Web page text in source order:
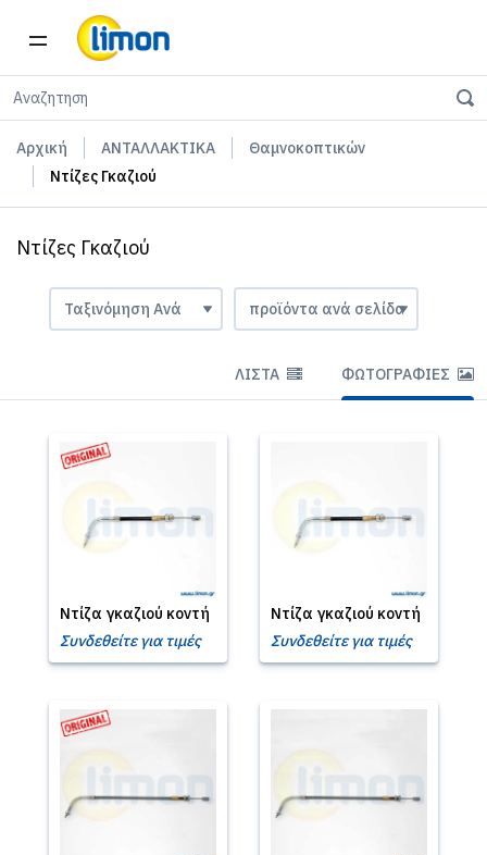
Αρχική ΑΝΤΑΛΛΑΚΤΙΚΑ
Θαμνοκοπτικών
Ντίζες Γκαζιού
Ντίζες Γκαζιού
ΛΊΣΤΑ ΦΩΤΟΓΡΑΦΊΕΣ
Ντίζα γκαζιού κοντή
Συνδεθείτε για τιμές
Ντίζα γκαζιού κοντή
Συνδεθείτε για τιμές